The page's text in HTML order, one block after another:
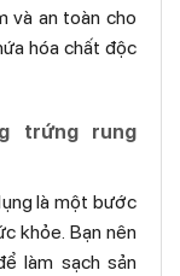
và an toàn cho
hóa chất độc
trứng rung
là một bước
khỏe. Bạn nên
làm sạch sản